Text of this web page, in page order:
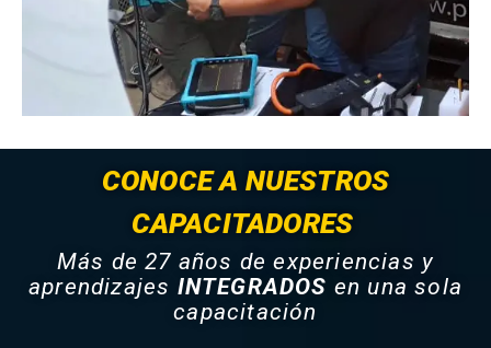
CONOCE A NUESTROS
CAPACITADORES
Más de 27 años de experiencias y
aprendizajes INTEGRADOS en una sola
capacitación